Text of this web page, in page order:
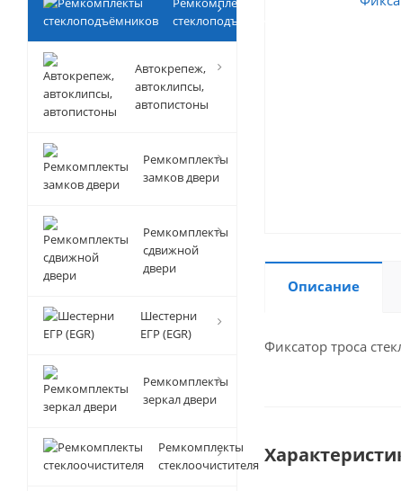
стеклоподъёмников
Автокрепеж,
автоклипсы,
автопистоны
Ремкомплекты
замков двери
Ремкомплекты
сдвижной
двери
Шестерни
ЕГР (EGR)
Ремкомплекты
зеркал двери
Ремкомплекты
стеклоочистителя
Описание
Фиксатор троса